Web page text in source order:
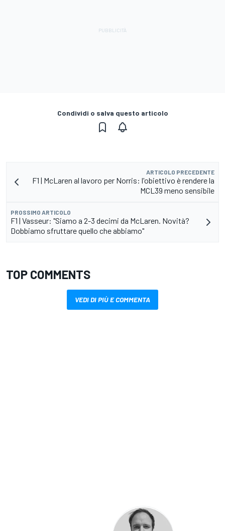
Condividi o salva questo articolo
ARTICOLO PRECEDENTE
F1 | McLaren al lavoro per Norris: l'obiettivo è rendere la
MCL39 meno sensibile
PROSSIMO ARTICOLO
F1 | Vasseur: "Siamo a 2-3 decimi da McLaren. Novità?
Dobbiamo sfruttare quello che abbiamo"
TOP COMMENTS
VEDI DI PIÙ E COMMENTA